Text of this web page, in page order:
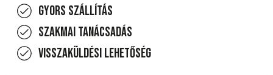
Gyors szállítás
Szakmai tanácsadás
Visszaküldési lehetőség